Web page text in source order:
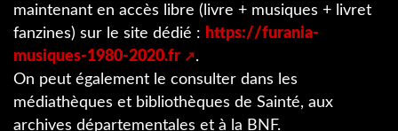
maintenant en accès libre (livre + musiques + livret
fanzines) sur le site dédié : https://furania-
musiques-1980-2020.fr
.
On peut également le consulter dans les
médiathèques et bibliothèques de Sainté, aux
archives départementales et à la BNF.